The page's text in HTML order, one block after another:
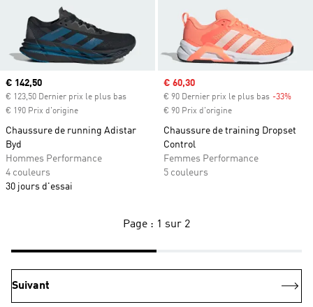
Prix actuel
€ 142,50
€ 123,50 Dernier prix le plus bas
€ 190 Prix d'origine
Chaussure de running Adistar
Byd
Hommes Performance
4 couleurs
30 jours d'essai
Prix soldé
€ 60,30
€ 90 Dernier prix le plus bas -33%
€ 90 Prix d'origine
Chaussure de training Dropset
Control
Femmes Performance
5 couleurs
Page : 1 sur 2
Suivant